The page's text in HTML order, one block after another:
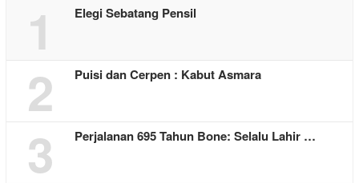
1 Elegi Sebatang Pensil
2 Puisi dan Cerpen : Kabut Asmara
3 Perjalanan 695 Tahun Bone: Selalu Lahir …